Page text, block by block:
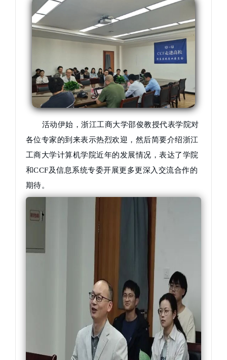
活动伊始，浙江工商大学邵俊教授代表学院对
各位专家的到来表示热烈欢迎，然后简要介绍浙江
工商大学计算机学院近年的发展情况，表达了学院
和CCF及信息系统专委开展更多更深入交流合作的
期待。